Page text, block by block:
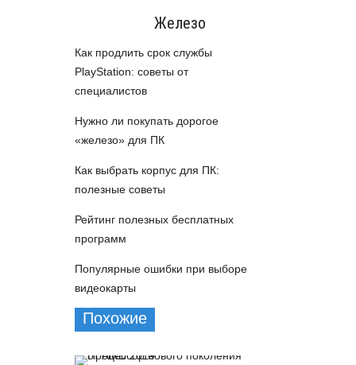
Железо
Как продлить срок службы
PlayStation: советы от
специалистов
Нужно ли покупать дорогое
«железо» для ПК
Как выбрать корпус для ПК:
полезные советы
Рейтинг полезных бесплатных
программ
Популярные ошибки при выборе
видеокарты
Похожие